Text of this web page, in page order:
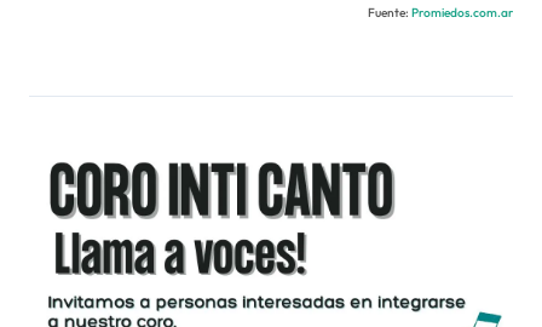
Fuente: Promiedos.com.ar